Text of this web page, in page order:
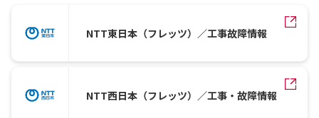
NTT東日本（フレッツ）／工事故障情報
NTT西日本（フレッツ）／工事・故障情報